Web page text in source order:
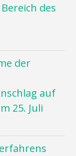
des
der
auf
25. Juli